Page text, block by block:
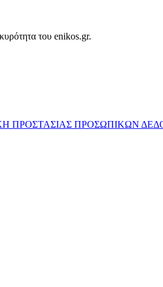
του enikos.gr.
ΠΡΟΣΤΑΣΙΑΣ ΠΡΟΣΩΠΙΚΩΝ